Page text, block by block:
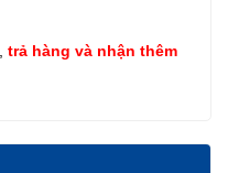
trả hàng và nhận thêm